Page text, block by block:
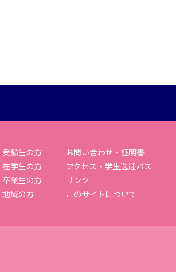
受験生の方
在学生の方
卒業生の方
地域の方
お問い合わせ・証明書
アクセス・学生送迎バス
リンク
このサイトについて